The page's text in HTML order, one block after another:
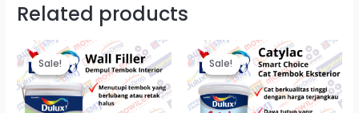
Related products
Sale!
Sale! Sale!
Sale!